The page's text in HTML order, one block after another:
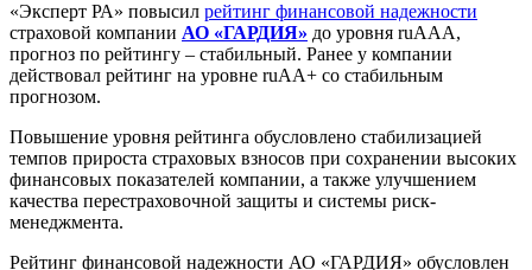
«Эксперт РА» повысил рейтинг финансовой надежности
страховой компании АО «ГАРДИЯ» до уровня ruAAА,
прогноз по рейтингу – стабильный. Ранее у компании
действовал рейтинг на уровне ruAА+ со стабильным
прогнозом.
Повышение уровня рейтинга обусловлено стабилизацией
темпов прироста страховых взносов при сохранении высоких
финансовых показателей компании, а также улучшением
качества перестраховочной защиты и системы риск-
менеджмента.
Рейтинг финансовой надежности АО «ГАРДИЯ» обусловлен